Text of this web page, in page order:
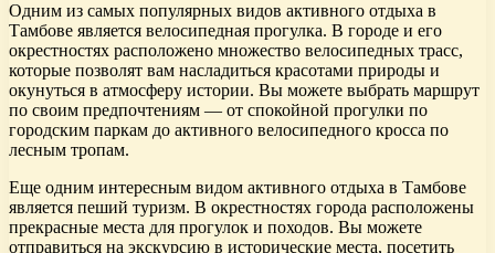
Одним из самых популярных видов активного отдыха в
Тамбове является велосипедная прогулка. В городе и его
окрестностях расположено множество велосипедных трасс,
которые позволят вам насладиться красотами природы и
окунуться в атмосферу истории. Вы можете выбрать маршрут
по своим предпочтениям — от спокойной прогулки по
городским паркам до активного велосипедного кросса по
лесным тропам.
Еще одним интересным видом активного отдыха в Тамбове
является пеший туризм. В окрестностях города расположены
прекрасные места для прогулок и походов. Вы можете
отправиться на экскурсию в исторические места, посетить